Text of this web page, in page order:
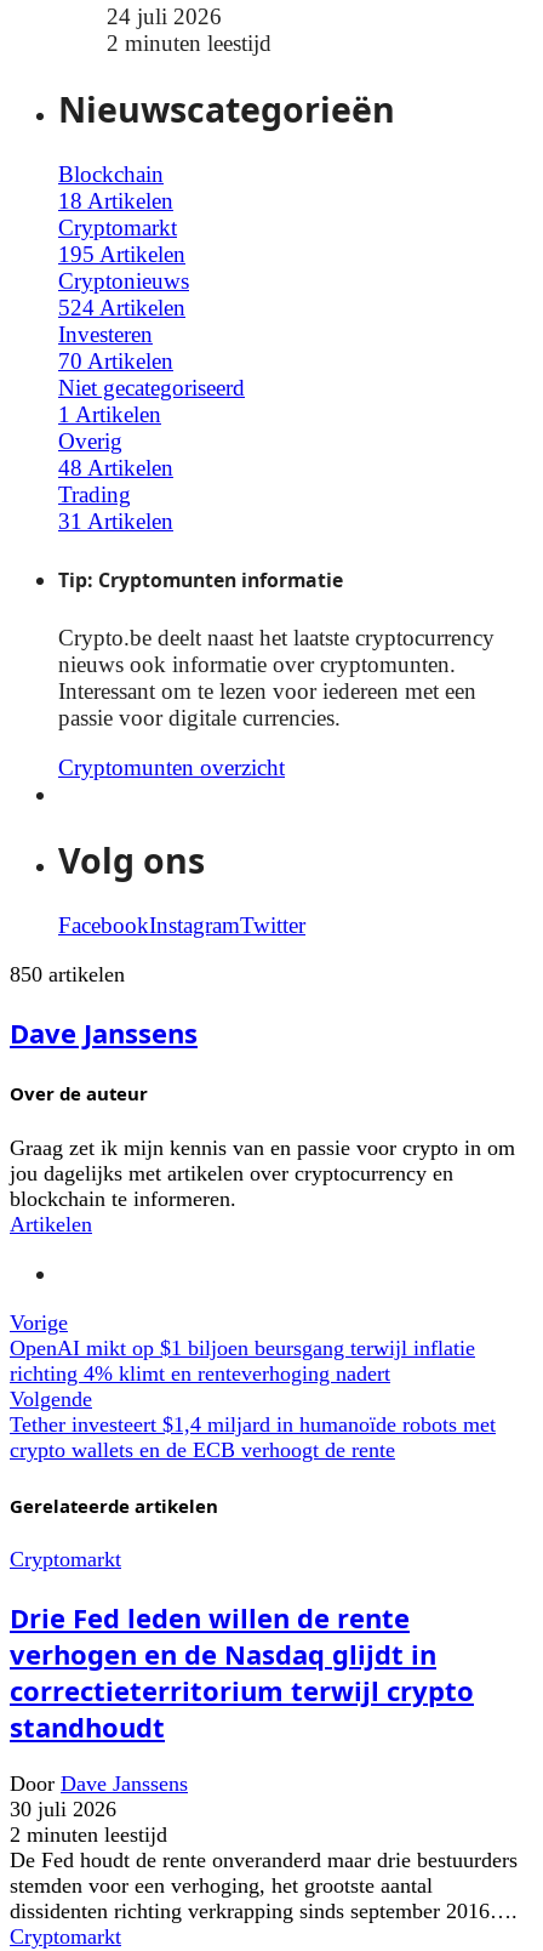
24 juli 2026
2 minuten leestijd
Nieuwscategorieën
Blockchain
18 Artikelen
Cryptomarkt
195 Artikelen
Cryptonieuws
524 Artikelen
Investeren
70 Artikelen
Niet gecategoriseerd
1 Artikelen
Overig
48 Artikelen
Trading
31 Artikelen
Tip: Cryptomunten informatie
Crypto.be deelt naast het laatste cryptocurrency
nieuws ook informatie over cryptomunten.
Interessant om te lezen voor iedereen met een
passie voor digitale currencies.
Cryptomunten overzicht
Volg ons
FacebookInstagramTwitter
850 artikelen
Dave Janssens
Over de auteur
Graag zet ik mijn kennis van en passie voor crypto in om
jou dagelijks met artikelen over cryptocurrency en
blockchain te informeren.
Artikelen
Vorige
OpenAI mikt op $1 biljoen beursgang terwijl inflatie
richting 4% klimt en renteverhoging nadert
Volgende
Tether investeert $1,4 miljard in humanoïde robots met
crypto wallets en de ECB verhoogt de rente
Gerelateerde artikelen
Cryptomarkt
Drie Fed leden willen de rente
verhogen en de Nasdaq glijdt in
correctieterritorium terwijl crypto
standhoudt
Door Dave Janssens
30 juli 2026
2 minuten leestijd
De Fed houdt de rente onveranderd maar drie bestuurders
stemden voor een verhoging, het grootste aantal
dissidenten richting verkrapping sinds september 2016….
Cryptomarkt